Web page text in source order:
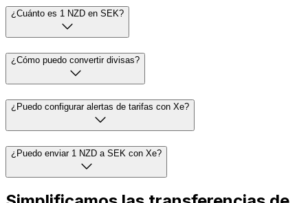
¿Cuánto es 1 NZD en SEK?
¿Cómo puedo convertir divisas?
¿Puedo configurar alertas de tarifas con Xe?
¿Puedo enviar 1 NZD a SEK con Xe?